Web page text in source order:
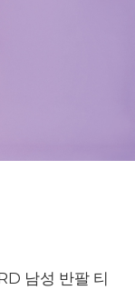
남성 반팔 티